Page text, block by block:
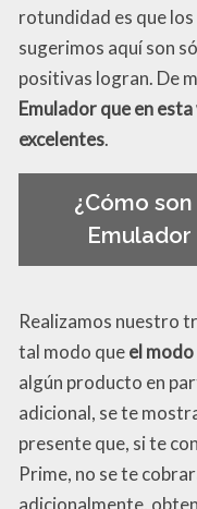
rotundidad es que
sugerimos aquí son
positivas logran. De
Emulador que en
excelentes.
¿Cómo
Realizamos nuestro
tal modo queel
algún producto en
adicional, se te
presente que, si te
Prime, no se te
adicionalmente,